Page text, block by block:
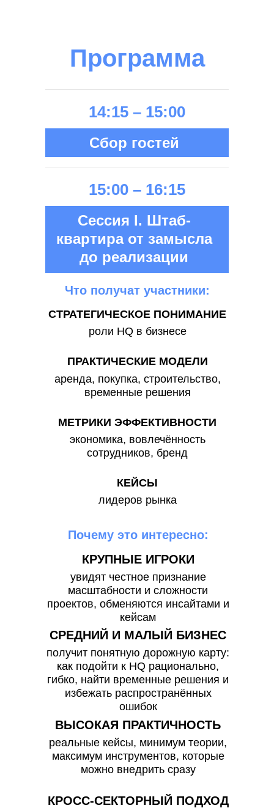
Программа
14:15 – 15:00
Cбор гостей
15:00 – 16:15
Сессия I. Штаб-
квартира от замысла
до реализации
увидят честное признание
масштабности и сложности
проектов, обменяются инсайтами и
кейсам
получит понятную дорожную карту:
как подойти к HQ рационально,
гибко, найти временные решения и
избежать распространённых
ошибок
реальные кейсы, минимум теории,
максимум инструментов, которые
можно внедрить сразу
КРУПНЫЕ ИГРОКИ
СРЕДНИЙ И МАЛЫЙ БИЗНЕС
КРОСС-СЕКТОРНЫЙ ПОДХОД
ВЫСОКАЯ ПРАКТИЧНОСТЬ
Почему это интересно:
лидеров рынка
экономика, вовлечённость
сотрудников, бренд
аренда, покупка, строительство,
временные решения
роли HQ в бизнесе
КЕЙСЫ
МЕТРИКИ ЭФФЕКТИВНОСТИ
ПРАКТИЧЕСКИЕ МОДЕЛИ
СТРАТЕГИЧЕСКОЕ ПОНИМАНИЕ
Что получат участники: